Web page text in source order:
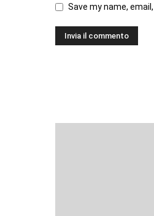
Save my name,